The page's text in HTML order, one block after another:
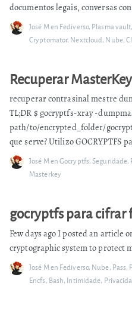
documentos legais, conversas
José Men Fediverso, Plasma vault,
Cryptomator, Nextcloud, Nube,
Recuperar
recuperar contrasinal mestre
TL;DR $ gocryptfs-xray -
path/to/encrypted_folder/
que serve? Utilizo GOCRYPTFS
José MenGocryptfs,Seguridade,
Masterkey
gocryptfs para cifrar
Few days ago I posted an article
cryptographic system to protect
José Men Fediverso, Nube, Pass,
Encfs, Bash, Intimidade,